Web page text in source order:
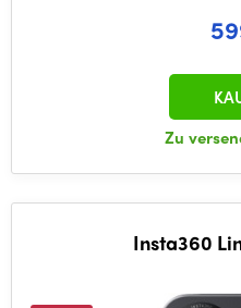
Zu
Insta360